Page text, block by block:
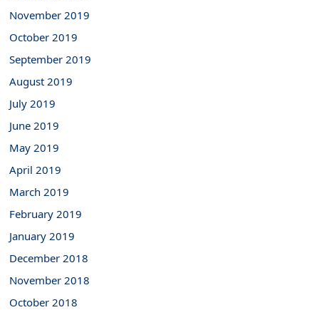
November 2019
October 2019
September 2019
August 2019
July 2019
June 2019
May 2019
April 2019
March 2019
February 2019
January 2019
December 2018
November 2018
October 2018